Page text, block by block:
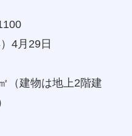
4月29日
（建物は地上2階建